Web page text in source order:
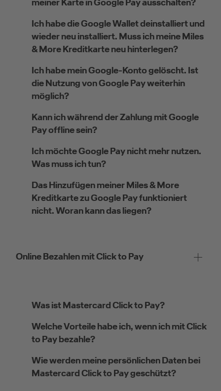
Ich habe die Google Wallet deinstalliert und
wieder neu installiert. Muss ich meine Miles
& More Kreditkarte neu hinterlegen?
Ich habe mein Google-Konto gelöscht. Ist
die Nutzung von Google Pay weiterhin
möglich?
Kann ich während der Zahlung mit Google
Pay offline sein?
Ich möchte Google Pay nicht mehr nutzen.
Was muss ich tun?
Das Hinzufügen meiner Miles & More
Kreditkarte zu Google Pay funktioniert
nicht. Woran kann das liegen?
Online Bezahlen mit Click to Pay
Was ist Mastercard Click to Pay?
Welche Vorteile habe ich, wenn ich mit Click
to Pay bezahle?
Wie werden meine persönlichen Daten bei
Mastercard Click to Pay geschützt?